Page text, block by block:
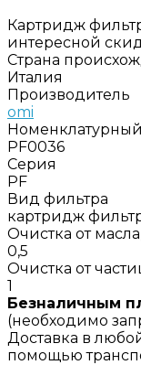
Картридж
интересной
Страна
Италия
Производитель
omi
PF0036
Серия
PF
Вид фильтра
картридж
Очистка от
0,5
Очистка от
1
Безналичным
(необходимо
Доставка в
помощью